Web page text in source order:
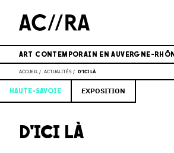
ART CONTEMPORAIN EN AUVERGNE-
ACCUEIL ACTUALITÉS D'ICI LÀ
HAUTE-SAVOIE EXPOSITION
D'ICI LÀ